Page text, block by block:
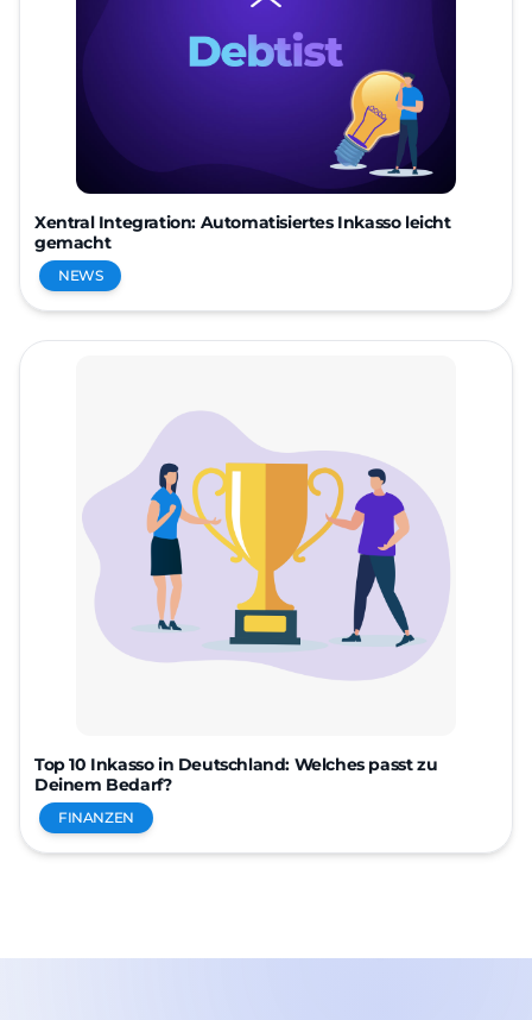
Xentral Integration: Automatisiertes Inkasso leicht
gemacht
NEWS
Top 10 Inkasso in Deutschland: Welches passt zu
Deinem Bedarf?
FINANZEN